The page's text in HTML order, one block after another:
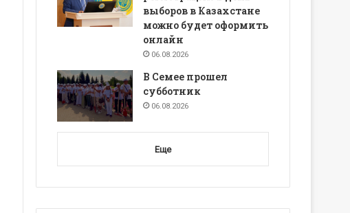
выборов в Казахстане
можно будет оформить
онлайн
06.08.2026
В Семее прошел
субботник
06.08.2026
Еще